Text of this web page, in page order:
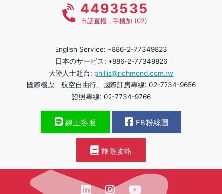
4493535
市話直撥，手機加 (02)
English Service: +886-2-77349823
日本のサービス: +886-2-77349826
大陸人士赴台: phillis@richmond.com.tw
國際機票、航空自由行、國際訂房專線: 02-7734-9656
證照專線: 02-7734-9766
線上客服 FB粉絲團
旅遊攻略